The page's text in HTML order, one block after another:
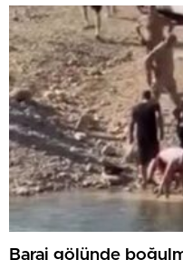
Baraj gölünde